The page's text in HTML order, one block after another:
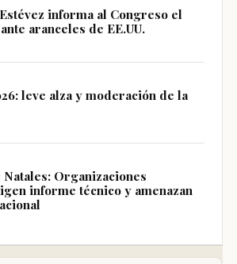
informa al Congreso el
aranceles de EE.UU.
leve alza y moderación de la
Organizaciones
informe técnico y amenazan